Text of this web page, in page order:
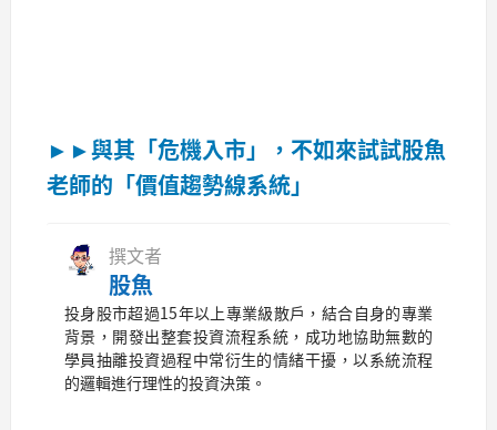
►►與其「危機入市」，不如來試試股魚
老師的「價值趨勢線系統」
撰文者
股魚
投身股市超過15年以上專業級散戶，結合自身的專業
背景，開發出整套投資流程系統，成功地協助無數的
學員抽離投資過程中常衍生的情緒干擾，以系統流程
的邏輯進行理性的投資決策。